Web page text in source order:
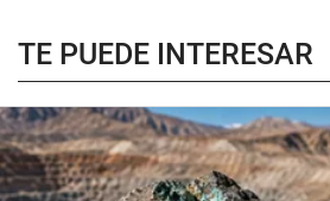
TE PUEDE INTERESAR